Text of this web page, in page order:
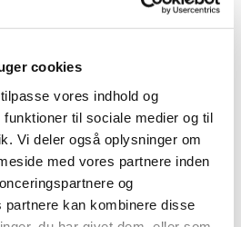
cookies
vores indhold og
til sociale medier og til
Vi deler også oplysninger om
med vores partnere inden
og
partnere kan kombinere disse
page 'Undersøgelse over
for 2005'